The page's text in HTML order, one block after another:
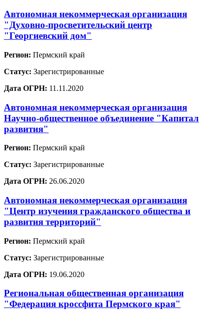
Автономная некоммерческая организация
"Духовно-просветительский центр
"Георгиевский дом"
Регион: Пермский край
Статус: Зарегистрированные
Дата ОГРН: 11.11.2020
Автономная некоммерческая организация
Научно-общественное объединение "Капитал
развития"
Регион: Пермский край
Статус: Зарегистрированные
Дата ОГРН: 26.06.2020
Автономная некоммерческая организация
"Центр изучения гражданского общества и
развития территорий"
Регион: Пермский край
Статус: Зарегистрированные
Дата ОГРН: 19.06.2020
Региональная общественная организация
"Федерация кроссфита Пермского края"